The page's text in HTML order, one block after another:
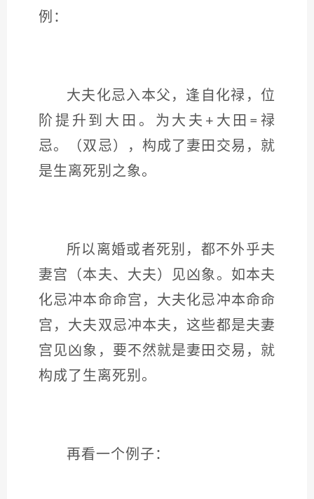
例：
大夫化忌入本父，逢自化禄，位
阶提升到大田。为大夫+大田=禄
忌。（双忌），构成了妻田交易，就
是生离死别之象。
所以离婚或者死别，都不外乎夫
妻宫（本夫、大夫）见凶象。如本夫
化忌冲本命命宫，大夫化忌冲本命命
宫，大夫双忌冲本夫，这些都是夫妻
宫见凶象，要不然就是妻田交易，就
构成了生离死别。
再看一个例子：